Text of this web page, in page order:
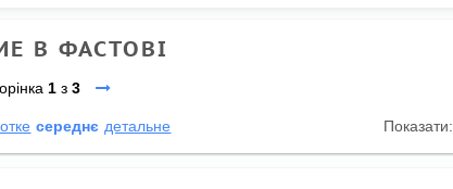
В ФАСТОВІ
1з 3
середнє детальне Показати: